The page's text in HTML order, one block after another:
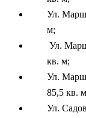
Ул.
м;
Ул.
кв. м;
Ул.
85,5 кв.
Ул.